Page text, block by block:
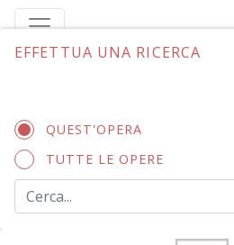
EFFETTUA UNA RICERCA
QUEST'OPERA
TUTTE LE OPERE